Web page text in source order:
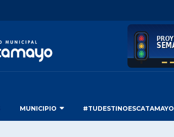
MUNICIPIO #TUDESTINOESCATAMAYO